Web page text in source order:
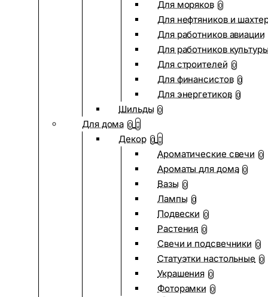
Для моряков 0
Для нефтяников и
Для работников авиации
Для работников
Для строителей 0
Для финансистов 0
Для энергетиков 0
Шильды 0
Для дома 0
Декор 0
Ароматические свечи 0
Ароматы для дома 0
Вазы 0
Лампы 0
Подвески 0
Растения 0
Свечи и подсвечники 0
Статуэтки настольные 0
Украшения 0
Фоторамки 0